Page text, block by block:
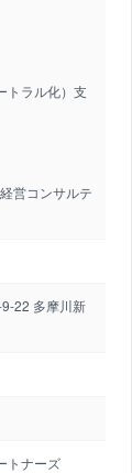
トラル化）支
営コンサルテ
22 多摩川新
トナーズ